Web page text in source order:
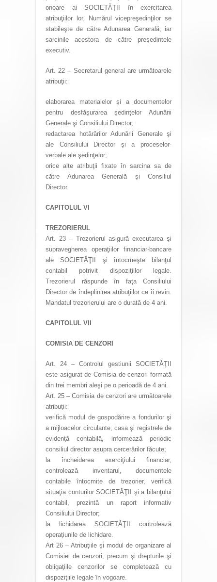
onoare ai SOCIETĂŢII în exercitarea
atribuţiilor lor. Numărul vicepreşedinţilor se
stabileşte de către Adunarea Generală, iar
sarcinile acestora de către preşedintele
executiv.
Art. 22 – Secretarul general are următoarele
atribuţii:
elaborarea materialelor şi a documentelor
pentru desfăşurarea şedinţelor Adunării
Generale şi Consiliului Director;
redactarea hotărârilor Adunării Generale şi
ale Consiliului Director şi a proceselor-
verbale ale şedinţelor;
orice alte atribuţii fixate în sarcina sa de
către Adunarea Generală şi Consiliul
Director.
CAPITOLUL VI
TREZORIERUL
Art. 23 – Trezorierul asigură executarea şi
supravegherea operaţiilor financiar-bancare
ale SOCIETĂŢII şi întocmeşte bilanţul
contabil potrivit dispoziţiilor legale.
Trezorierul răspunde în faţa Consiliului
Director de îndeplinirea atribuţiilor ce îi revin.
Mandatul trezorierului are o durată de 4 ani.
CAPITOLUL VII
COMISIA DE CENZORI
Art. 24 – Controlul gestiunii SOCIETĂŢII
este asigurat de Comisia de cenzori formată
din trei membri aleşi pe o perioadă de 4 ani.
Art. 25 – Comisia de cenzori are următoarele
atribuţii:
verifică modul de gospodărire a fondurilor şi
a mijloacelor circulante, casa şi registrele de
evidenţă contabilă, informează periodic
consiliul director asupra cercerărilor făcute;
la încheiderea exerciţiului financiar,
controlează inventarul, documentele
contabile întocmite de trezorier, verifică
situaţia conturilor SOCIETĂŢII şi a bilanţului
contabil, prezintă un raport informativ
Consiliului Director;
la lichidarea SOCIETĂŢII controlează
operaţiunile de lichidare.
Art 26 – Atribuţiile şi modul de organizare al
Comisiei de cenzori, precum şi drepturile şi
obligaţiile cenzorilor se completează cu
dispoziţiile legale în vogoare.